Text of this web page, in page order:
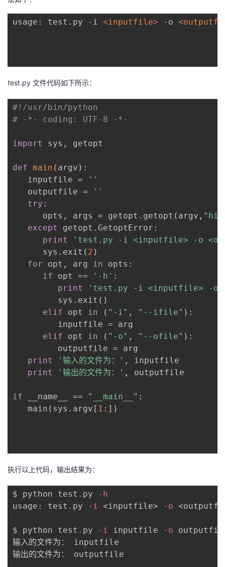
usage: test.py -i <inputfile> -o <
test.py 文件代码如下所示：
#!/usr/bin/python
# -*- coding: UTF-8 -*-
import sys, getopt
def main (argv) :
   inputfile =
''
   outputfile =
''
try :
      opts, args = getopt.getopt(argv,
except
getopt.GetoptError:
print
'test.py -i <inputfile> -o
      sys.exit(
2 )
for opt, arg in opts:
if opt == '-h' :
print
'test.py -i <inputfile> -o
         sys.exit()
elif opt in ( "-i" , "--ifile" ):
         inputfile = arg
elif opt in ( "-o" , "--ofile" ):
         outputfile = arg
print
'输入的文件为：' , inputfile
print
'输出的文件为：' , outputfile
if __name__ == "__main__" :
   main(sys.argv[
1 :])
执行以上代码，输出结果为：
$ python test . py
-h
usage: test . py -i <inputfile> -o <
$ python test . py -i inputfile -o
输入的文件为： inputfile
输出的文件为： outputfile